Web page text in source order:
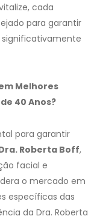
cada
para garantir
Melhores
40 Anos?
para garantir
Roberta Boff,
facial e
o mercado em
específicas das
da Dra. Roberta